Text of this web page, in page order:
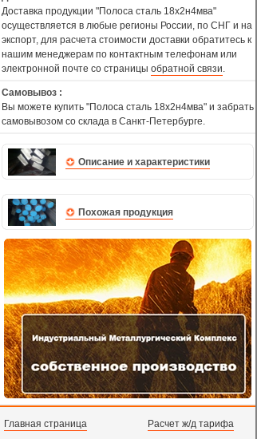
Доставка продукции "Полоса сталь 18х2н4мва"
осуществляется в любые регионы России, по СНГ и на
экспорт, для расчета стоимости доставки обратитесь к
нашим менеджерам по контактным телефонам или
электронной почте со страницы обратной связи.
Самовывоз :
Вы можете купить "Полоса сталь 18х2н4мва" и забрать
самовывозом со склада в Санкт-Петербурге.
Описание и характеристики
Похожая продукция
Главная страница Расчет ж/д тарифа